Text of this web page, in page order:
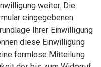
weiter. Die
eingegebenen
Ihrer Einwilligung
diese Einwilligung
formlose Mitteilung